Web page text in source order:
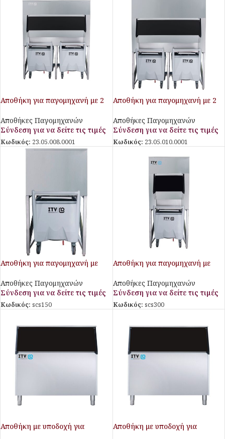
Αποθήκη για παγομηχανή με 2
Αποθήκες Παγομηχανών
Σύνδεση για να δείτε τις τιμές
Κωδικός: 23.05.008.0001
Αποθήκη για παγομηχανή με 2
Αποθήκες Παγομηχανών
Σύνδεση για να δείτε τις τιμές
Κωδικός: 23.05.010.0001
Αποθήκη για παγομηχανή με
Αποθήκες Παγομηχανών
Σύνδεση για να δείτε τις τιμές
Κωδικός: scs150
Αποθήκη για παγομηχανή με
Αποθήκες Παγομηχανών
Σύνδεση για να δείτε τις τιμές
Κωδικός: scs300
Αποθήκη με υποδοχή για
Αποθήκη με υποδοχή για